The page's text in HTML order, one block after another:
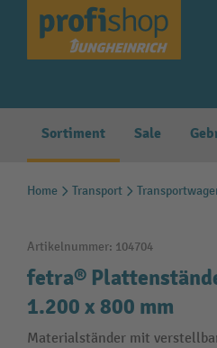
Zur Hauptnavigation
Sortiment Sale
Home Transport
Artikelnummer: 104704
fetra®
1.200 x 800 mm
Materialständer mit